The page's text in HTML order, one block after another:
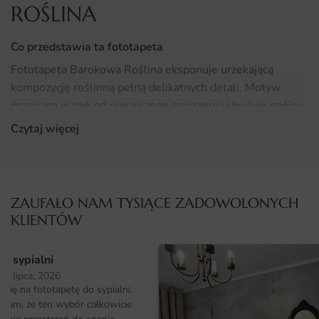
ROŚLINA
Co przedstawia ta fototapeta
Fototapeta Barokowa Roślina eksponuje urzekającą
kompozycję roślinną pełną delikatnych detali. Motyw
nastrój pomieszczenia.
Gdzie sprawdzi się fototapeta Barokowa Roślina
Fototapeta Barokowa Roślina odnajdzie się w salonie,
sypialni i gabinecie, gdzie zadba o kwiatowym, eleganckim
motywem oraz spójność aranżacji. Świetnie współgra z
drewnem, jasnymi tynkami i metalem.
Czytaj więcej
ZAUFAŁO NAM TYSIĄCE ZADOWOLONYCH
KLIENTÓW
sypialni
lipca, 2026
się na fototapetę do sypialni.
że ten wybór całkowicie